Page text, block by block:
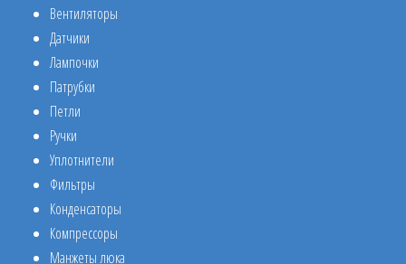
Вентиляторы
Датчики
Лампочки
Патрубки
Петли
Ручки
Уплотнители
Фильтры
Конденсаторы
Компрессоры
Манжеты люка